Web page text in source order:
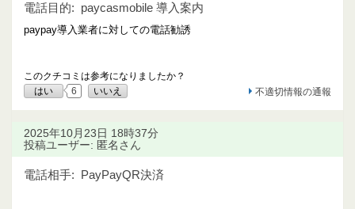
電話目的: paycasmobile 導入案内
paypay導入業者に対しての電話勧誘
このクチコミは参考になりましたか？
はい
6 いいえ 不適切情報の通報
2025年10月23日 18時37分
投稿ユーザー: 匿名さん
電話相手: PayPayQR決済